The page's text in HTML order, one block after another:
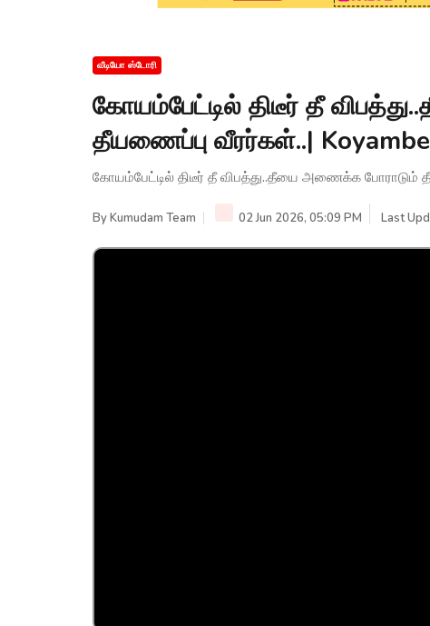
வீடியோ ஸ்டோரி
கோயம்பேட்டில் திடீர் தீ
தீயணைப்பு வீரர்கள்..|
கோயம்பேட்டில் திடீர் தீ விபத்து..தீயை அணைக்க போராடும்
ByKumudam Team 02 Jun 2026, 05:09 PM Last